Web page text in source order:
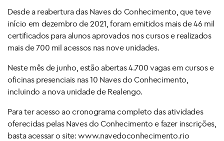
Desde a reabertura das Naves do Conhecimento, que teve
início em dezembro de 2021, foram emitidos mais de 46 mil
certificados para alunos aprovados nos cursos e realizados
mais de 700 mil acessos nas nove unidades.
Neste mês de junho, estão abertas 4.700 vagas em cursos e
oficinas presenciais nas 10 Naves do Conhecimento,
incluindo a nova unidade de Realengo.
Para ter acesso ao cronograma completo das atividades
oferecidas pelas Naves do Conhecimento e fazer inscrições,
basta acessar o site: www.navedoconhecimento.rio